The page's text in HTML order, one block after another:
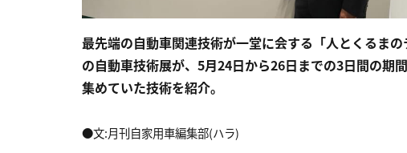
最先端の自動車関連技術が一堂に会する「人とくるま
の自動車技術展が、5月24日から26日までの3日間の期
集めていた技術を紹介。
●文:月刊自家用車編集部(ハラ)